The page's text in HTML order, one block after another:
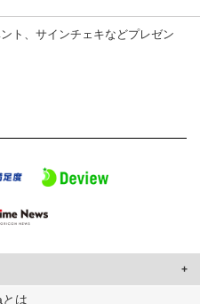
ト、サインチェキなどプレゼン
ザーに合わせたコンテンツや広告の
は